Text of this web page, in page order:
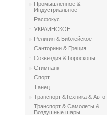
Промышленное &
Индустриальное
Расфокус
УКРАИНСКОЕ
Религия & Библейское
Санторини & Греция
Созвездия & Гороскопы
Стимпанк
Спорт
Танец
Транспорт &Техника & Авто
Транспорт & Самолеты &
Воздушные шары